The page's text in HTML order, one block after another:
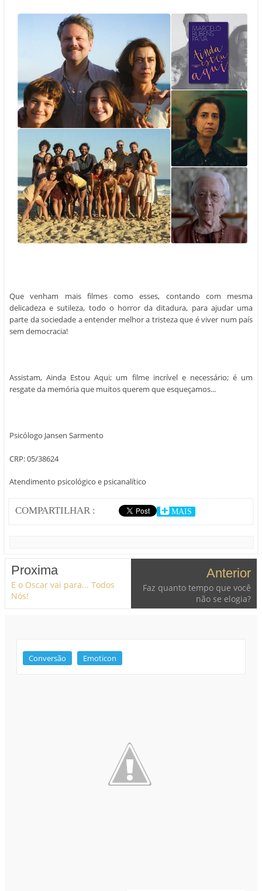
Que venham mais filmes como esses, contando com mesma
delicadeza e sutileza, todo o horror da ditadura, para ajudar uma
parte da sociedade a entender melhor a tristeza que é viver num país
sem democracia!
Assistam, Ainda Estou Aqui; um filme incrível e necessário; é um
resgate da memória que muitos querem que esqueçamos...
Psicólogo Jansen Sarmento
CRP: 05/38624
Atendimento psicológico e psicanalítico
COMPARTILHAR : MAIS
Proxima
E o Oscar vai para... Todos
Nós!
Anterior
Faz quanto tempo que você
não se elogia?
Conversão Emoticon